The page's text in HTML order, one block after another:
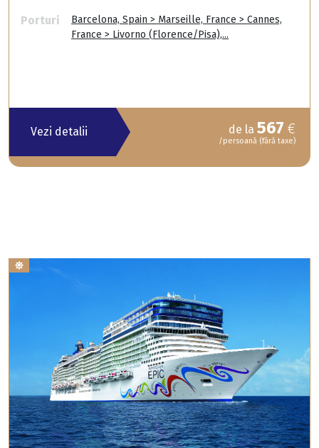
Porturi
Barcelona, Spain > Marseille, France > Cannes,
France > Livorno (Florence/Pisa),...
Vezi detalii de la 567 €
/persoană (fără taxe)